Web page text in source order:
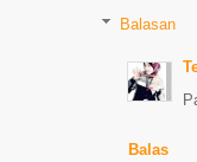
Balasan
Balas